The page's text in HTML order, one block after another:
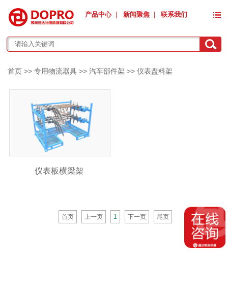
产品中心 新闻聚焦 联系我们
首页 >> 专用物流器具 >> 汽车部件架 >> 仪表盘料架
仪表板横梁架
首页 上一页 1 下一页 尾页